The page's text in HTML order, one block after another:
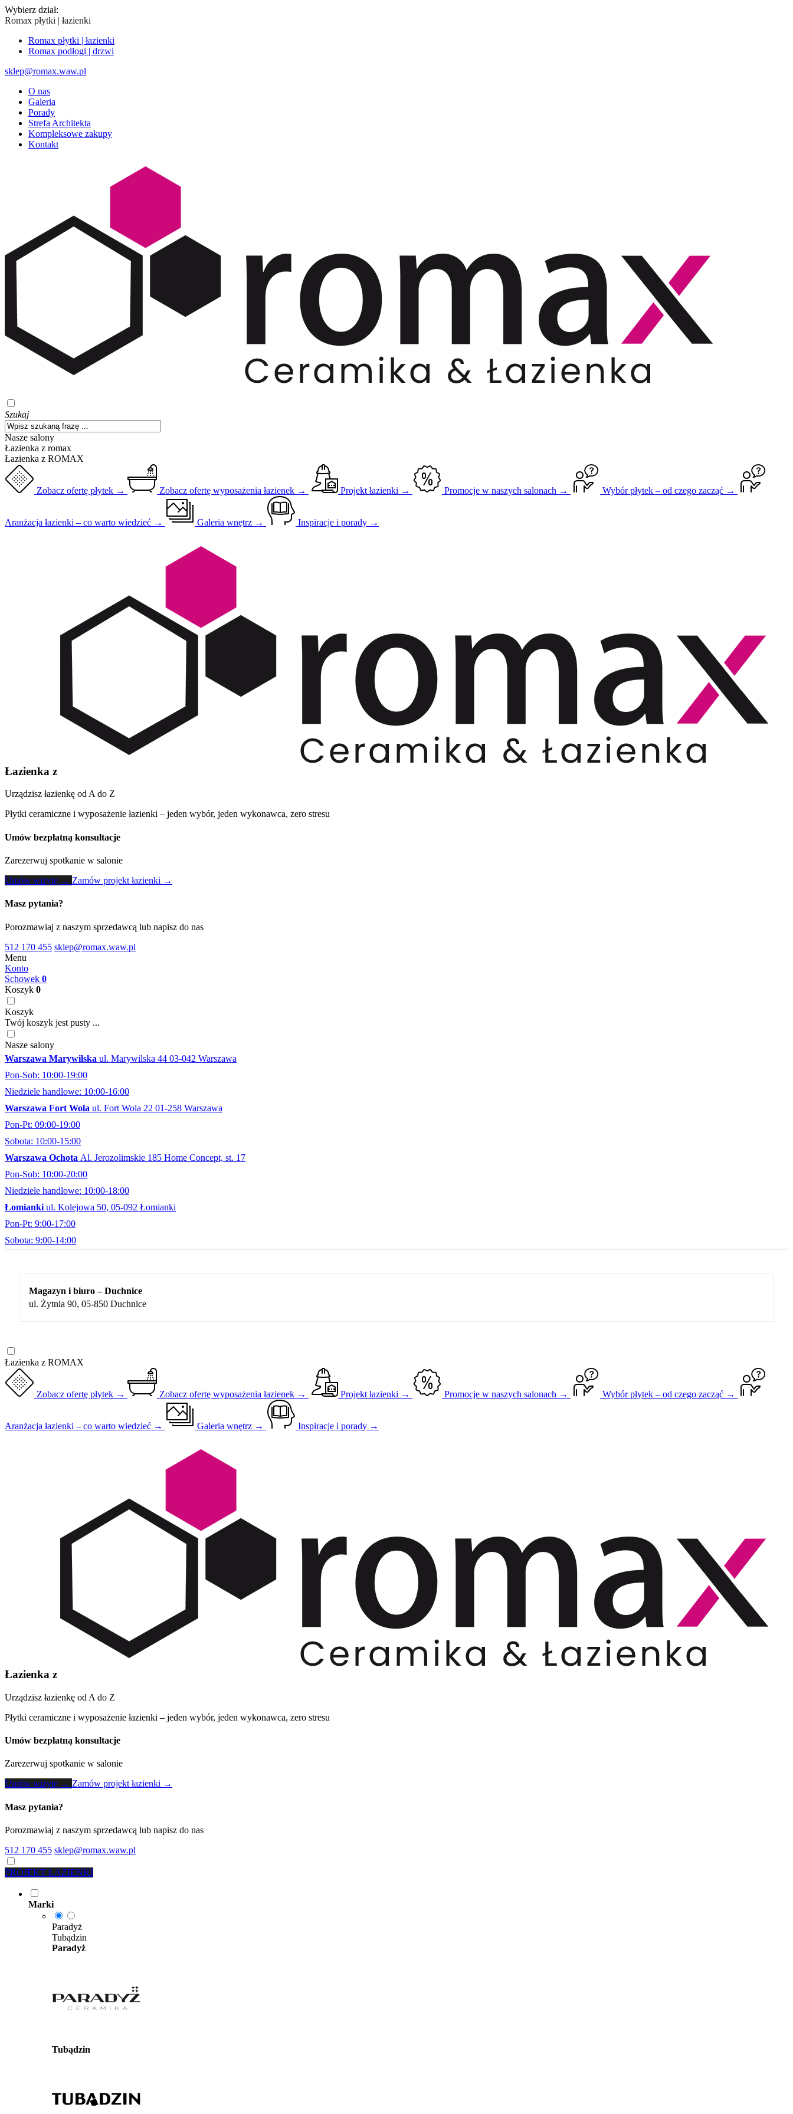
Wybierz dział:
Romax płytki | łazienki
Romax płytki | łazienki
Romax podłogi | drzwi
sklep@romax.waw.pl
O nas
Galeria
Porady
Strefa Architekta
Kompleksowe zakupy
Kontakt
Szukaj
Nasze salony
Łazienka z romax
Łazienka z ROMAX
Zobacz ofertę płytek → Zobacz ofertę wyposażenia łazienek → Projekt łazienki → Promocje w naszych salonach → Wybór płytek – od czego zacząć →
Aranżacja łazienki – co warto wiedzieć → Galeria wnętrz → Inspiracje i porady →
Łazienka z
Urządzisz łazienkę od A do Z
Płytki ceramiczne i wyposażenie łazienki – jeden wybór, jeden wykonawca, zero stresu
Umów bezpłatną konsultacje
Zarezerwuj spotkanie w salonie
Umów wizytę → Zamów projekt łazienki →
Masz pytania?
Porozmawiaj z naszym sprzedawcą lub napisz do nas
512 170 455 sklep@romax.waw.pl
Menu
Konto
Schowek 0
Koszyk 0
Koszyk
Twój koszyk jest pusty ...
Nasze salony
Warszawa Marywilska ul. Marywilska 44 03-042 Warszawa
Pon-Sob: 10:00-19:00
Niedziele handlowe: 10:00-16:00
Warszawa Fort Wola ul. Fort Wola 22 01-258 Warszawa
Pon-Pt: 09:00-19:00
Sobota: 10:00-15:00
Warszawa Ochota Al. Jerozolimskie 185 Home Concept, st. 17
Pon-Sob: 10:00-20:00
Niedziele handlowe: 10:00-18:00
Łomianki ul. Kolejowa 50, 05-092 Łomianki
Pon-Pt: 9:00-17:00
Sobota: 9:00-14:00
Magazyn i biuro – Duchnice
ul. Żytnia 90, 05-850 Duchnice
Łazienka z ROMAX
Zobacz ofertę płytek → Zobacz ofertę wyposażenia łazienek → Projekt łazienki → Promocje w naszych salonach → Wybór płytek – od czego zacząć →
Aranżacja łazienki – co warto wiedzieć → Galeria wnętrz → Inspiracje i porady →
Łazienka z
Urządzisz łazienkę od A do Z
Płytki ceramiczne i wyposażenie łazienki – jeden wybór, jeden wykonawca, zero stresu
Umów bezpłatną konsultacje
Zarezerwuj spotkanie w salonie
Umów wizytę → Zamów projekt łazienki →
Masz pytania?
Porozmawiaj z naszym sprzedawcą lub napisz do nas
512 170 455 sklep@romax.waw.pl
PROJEKT ŁAZIENKI
Marki
Paradyż
Tubądzin
Paradyż
Tubądzin